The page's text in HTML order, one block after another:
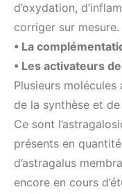
d’oxydation,
corriger sur mesure.
• La
• Les activateurs
Plusieurs
de la synthèse et
Ce sont
présents en
d’astragalus
encore en cours